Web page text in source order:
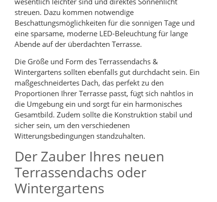
streuen. Dazu kommen notwendige
Beschattungsmöglichkeiten für die sonnigen Tage und
eine sparsame, moderne LED-Beleuchtung für lange
Abende auf der überdachten Terrasse.
Die Größe und Form des Terrassendachs &
Wintergartens sollten ebenfalls gut durchdacht sein. Ein
maßgeschneidertes Dach, das perfekt zu den
Proportionen Ihrer Terrasse passt, fügt sich nahtlos in
die Umgebung ein und sorgt für ein harmonisches
Gesamtbild. Zudem sollte die Konstruktion stabil und
sicher sein, um den verschiedenen
Witterungsbedingungen standzuhalten.
Der Zauber Ihres neuen
Terrassendachs oder
Wintergartens